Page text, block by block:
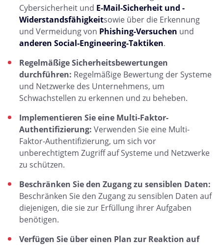
Cybersicherheit und E-Mail-Sicherheit und -
Widerstandsfähigkeitsowie über die Erkennung
und Vermeidung von Phishing-Versuchen und
anderen Social-Engineering-Taktiken.
Regelmäßige Sicherheitsbewertungen
durchführen: Regelmäßige Bewertung der Systeme
und Netzwerke des Unternehmens, um
Schwachstellen zu erkennen und zu beheben.
Implementieren Sie eine Multi-Faktor-
Authentifizierung: Verwenden Sie eine Multi-
Faktor-Authentifizierung, um sich vor
unberechtigtem Zugriff auf Systeme und Netzwerke
zu schützen.
Beschränken Sie den Zugang zu sensiblen Daten:
Beschränken Sie den Zugang zu sensiblen Daten auf
diejenigen, die sie zur Erfüllung ihrer Aufgaben
benötigen.
Verfügen Sie über einen Plan zur Reaktion auf